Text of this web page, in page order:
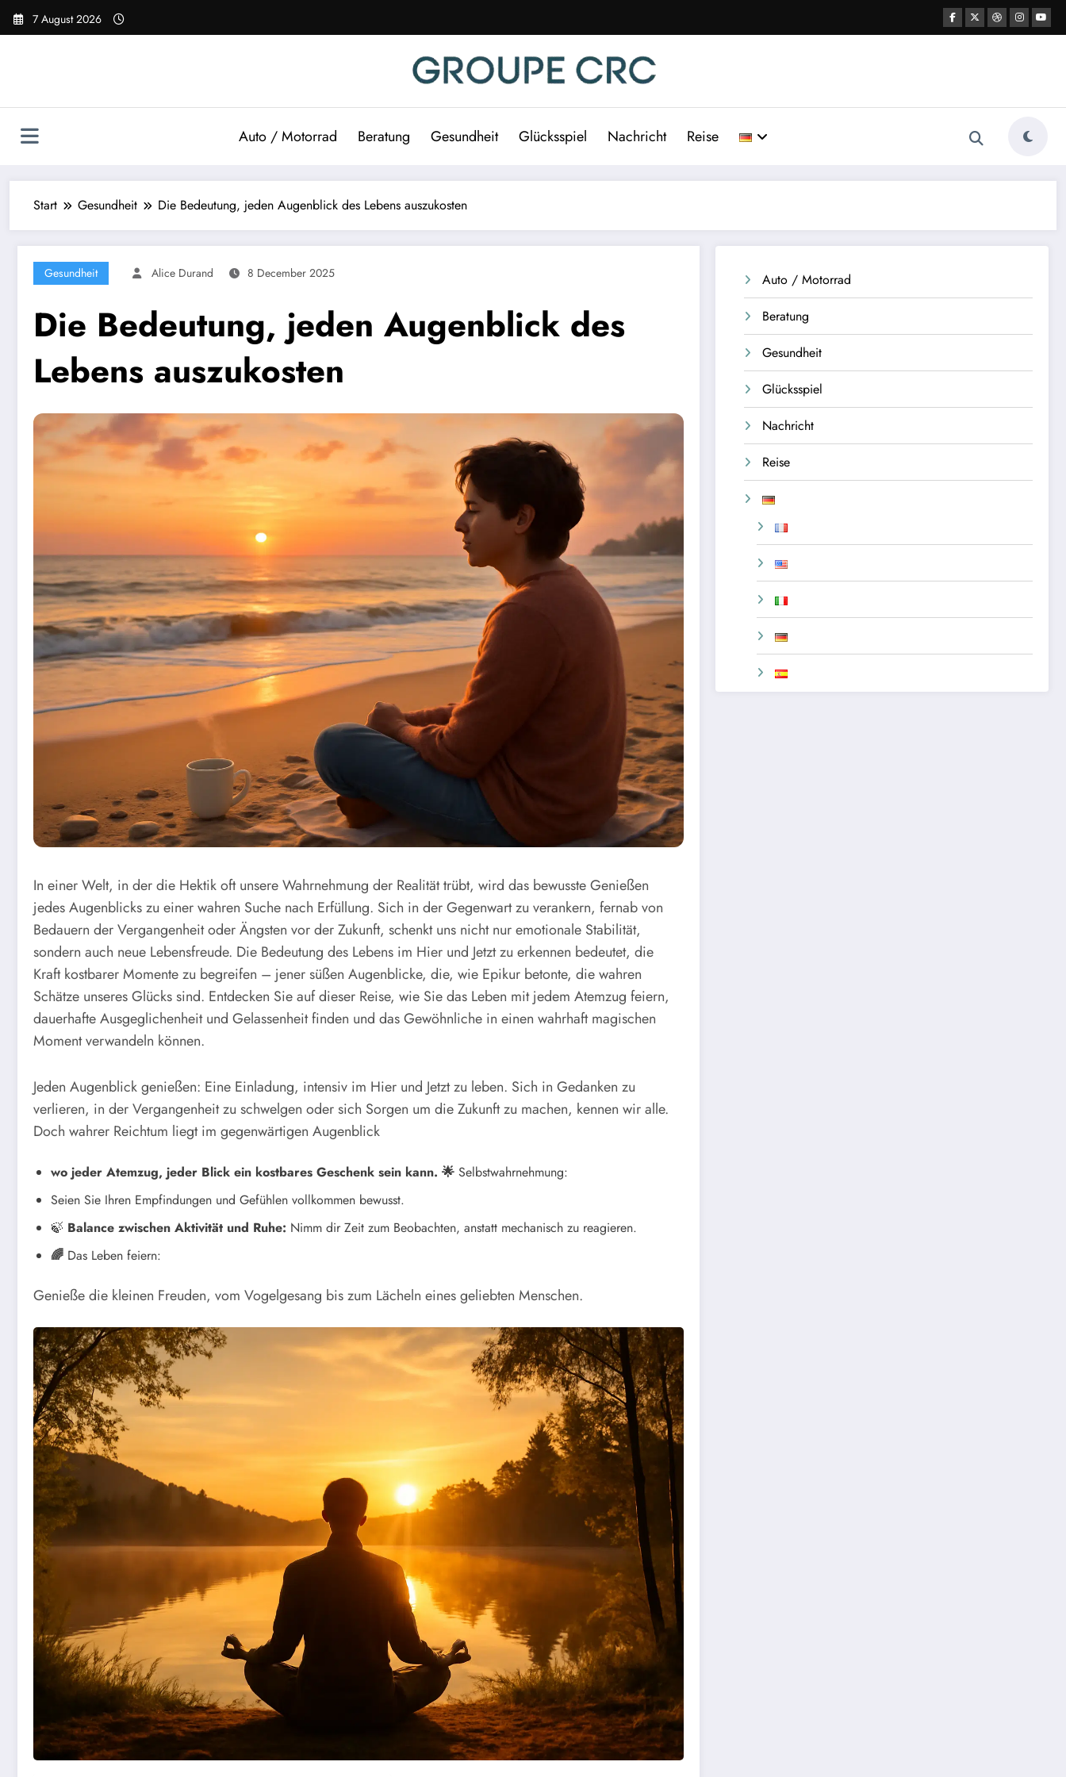
Zum
Inhalt
7 August 2026
Auto / Motorrad Beratung Gesundheit Glücksspiel Nachricht Reise
Start Gesundheit Die Bedeutung, jeden Augenblick des Lebens auszukosten
Gesundheit Alice Durand 8 December 2025
Die Bedeutung, jeden Augenblick des
Lebens auszukosten
In einer Welt, in der die Hektik oft unsere Wahrnehmung der Realität trübt, wird das bewusste Genießen
jedes Augenblicks zu einer wahren Suche nach Erfüllung. Sich in der Gegenwart zu verankern, fernab von
Bedauern der Vergangenheit oder Ängsten vor der Zukunft, schenkt uns nicht nur emotionale Stabilität,
sondern auch neue Lebensfreude. Die Bedeutung des Lebens im Hier und Jetzt zu erkennen bedeutet, die
Kraft kostbarer Momente zu begreifen – jener süßen Augenblicke, die, wie Epikur betonte, die wahren
Schätze unseres Glücks sind. Entdecken Sie auf dieser Reise, wie Sie das Leben mit jedem Atemzug feiern,
dauerhafte Ausgeglichenheit und Gelassenheit finden und das Gewöhnliche in einen wahrhaft magischen
Moment verwandeln können.
Jeden Augenblick genießen: Eine Einladung, intensiv im Hier und Jetzt zu leben. Sich in Gedanken zu
verlieren, in der Vergangenheit zu schwelgen oder sich Sorgen um die Zukunft zu machen, kennen wir alle.
Doch wahrer Reichtum liegt im gegenwärtigen Augenblick
wo jeder Atemzug, jeder Blick ein kostbares Geschenk sein kann. 🌟 Selbstwahrnehmung:
Seien Sie Ihren Empfindungen und Gefühlen vollkommen bewusst.
🍃 Balance zwischen Aktivität und Ruhe: Nimm dir Zeit zum Beobachten, anstatt mechanisch zu reagieren.
🌈 Das Leben feiern:
Genieße die kleinen Freuden, vom Vogelgesang bis zum Lächeln eines geliebten Menschen.
Auto / Motorrad
Beratung
Gesundheit
Glücksspiel
Nachricht
Reise